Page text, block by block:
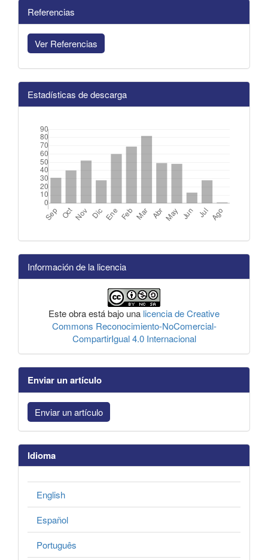
Referencias
Ver Referencias
Estadísticas de descarga
Información de la licencia
Este obra está bajo una licencia de Creative
Commons Reconocimiento-NoComercial-
CompartirIgual 4.0 Internacional
Enviar un artículo
Enviar un artículo
Idioma
English
Español
Português